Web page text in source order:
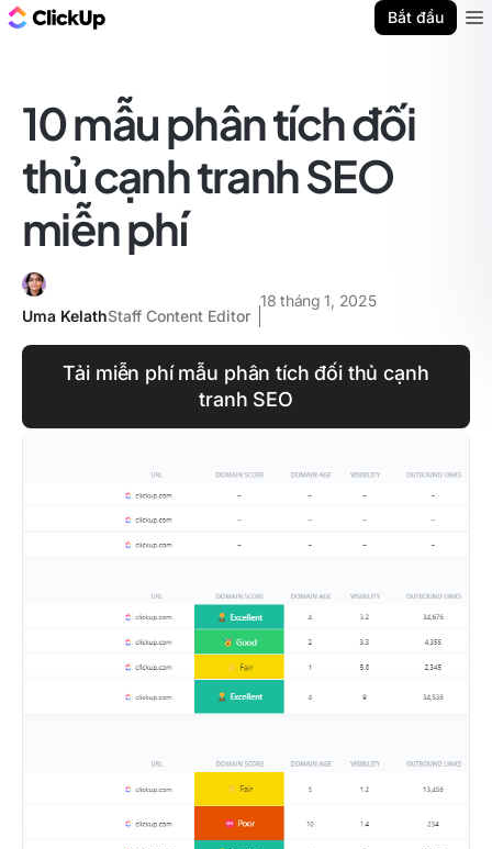
Bắt đầu
10 mẫu phân tích đối
thủ cạnh tranh SEO
miễn phí
Uma KelathStaff Content Editor
18 tháng 1, 2025
Tải miễn phí mẫu phân tích đối thủ cạnh
tranh SEO